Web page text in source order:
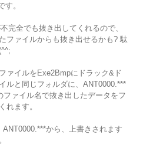
。
完全でも抜き出してくれるので、
ファイルからも抜き出せるかも? 駄
ァイルをExe2Bmpにドラック&ド
ルと同じフォルダに、ANT0000.***
ファイル名で抜き出したデータをフ
れます。
から、上書きされます